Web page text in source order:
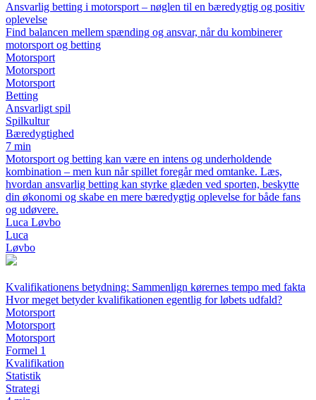
Ansvarlig betting i motorsport – nøglen til en bæredygtig og positiv
oplevelse
Find balancen mellem spænding og ansvar, når du kombinerer
motorsport og betting
Motorsport
Motorsport
Motorsport
Betting
Ansvarligt spil
Spilkultur
Bæredygtighed
7 min
Motorsport og betting kan være en intens og underholdende
kombination – men kun når spillet foregår med omtanke. Læs,
hvordan ansvarlig betting kan styrke glæden ved sporten, beskytte
din økonomi og skabe en mere bæredygtig oplevelse for både fans
og udøvere.
Luca Løvbo
Luca
Løvbo
Kvalifikationens betydning: Sammenlign kørernes tempo med fakta
Hvor meget betyder kvalifikationen egentlig for løbets udfald?
Motorsport
Motorsport
Motorsport
Formel 1
Kvalifikation
Statistik
Strategi